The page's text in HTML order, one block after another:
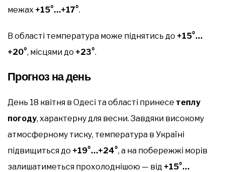
межах +15°…+17°.
В області температура може піднятись до +15°…
+20°, місцями до +23°.
Прогноз на день
День 18 квітня в Одесі та області принесе теплу
погоду, характерну для весни. Завдяки високому
атмосферному тиску, температура в Україні
підвищиться до +19°…+24°, а на побережжі морів
залишатиметься прохолоднішою — від +15°…